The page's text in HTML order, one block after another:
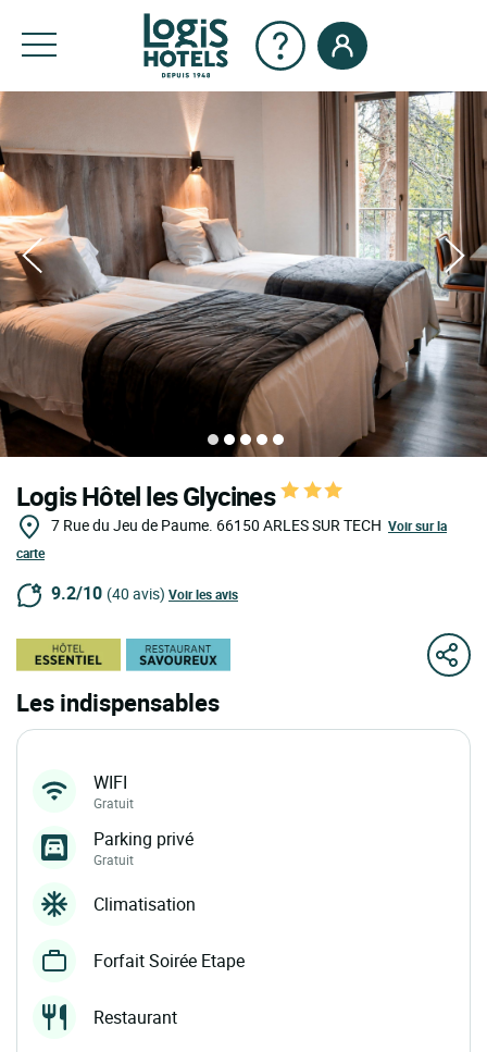
Logis Hôtel les Glycines
7 Rue du Jeu de Paume. 66150 ARLES SUR TECH Voir sur la
carte
9.2/10 (40 avis) Voir les avis
Les indispensables
WIFI
Gratuit
Parking privé
Gratuit
Climatisation
Forfait Soirée Etape
Restaurant